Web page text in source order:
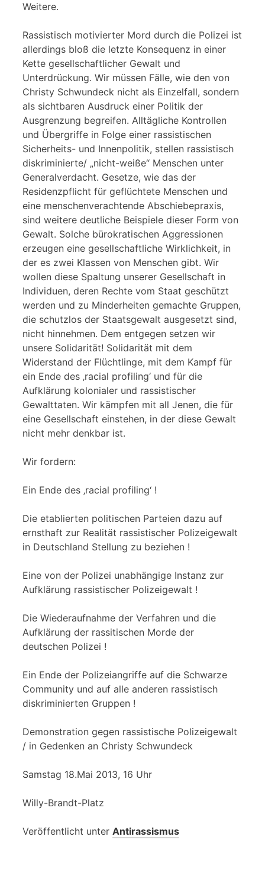
Weitere.
Rassistisch motivierter Mord durch die Polizei ist
allerdings bloß die letzte Konsequenz in einer
Kette gesellschaftlicher Gewalt und
Unterdrückung. Wir müssen Fälle, wie den von
Christy Schwundeck nicht als Einzelfall, sondern
als sichtbaren Ausdruck einer Politik der
Ausgrenzung begreifen. Alltägliche Kontrollen
und Übergriffe in Folge einer rassistischen
Sicherheits- und Innenpolitik, stellen rassistisch
diskriminierte/ „nicht-weiße“ Menschen unter
Generalverdacht. Gesetze, wie das der
Residenzpflicht für geflüchtete Menschen und
eine menschenverachtende Abschiebepraxis,
sind weitere deutliche Beispiele dieser Form von
Gewalt. Solche bürokratischen Aggressionen
erzeugen eine gesellschaftliche Wirklichkeit, in
der es zwei Klassen von Menschen gibt. Wir
wollen diese Spaltung unserer Gesellschaft in
Individuen, deren Rechte vom Staat geschützt
werden und zu Minderheiten gemachte Gruppen,
die schutzlos der Staatsgewalt ausgesetzt sind,
nicht hinnehmen. Dem entgegen setzen wir
unsere Solidarität! Solidarität mit dem
Widerstand der Flüchtlinge, mit dem Kampf für
ein Ende des ‚racial profiling‘ und für die
Aufklärung kolonialer und rassistischer
Gewalttaten. Wir kämpfen mit all Jenen, die für
eine Gesellschaft einstehen, in der diese Gewalt
nicht mehr denkbar ist.
Wir fordern:
Ein Ende des ‚racial profiling‘ !
Die etablierten politischen Parteien dazu auf
ernsthaft zur Realität rassistischer Polizeigewalt
in Deutschland Stellung zu beziehen !
Eine von der Polizei unabhängige Instanz zur
Aufklärung rassistischer Polizeigewalt !
Die Wiederaufnahme der Verfahren und die
Aufklärung der rassitischen Morde der
deutschen Polizei !
Ein Ende der Polizeiangriffe auf die Schwarze
Community und auf alle anderen rassistisch
diskriminierten Gruppen !
Demonstration gegen rassistische Polizeigewalt
/ in Gedenken an Christy Schwundeck
Samstag 18.Mai 2013, 16 Uhr
Willy-Brandt-Platz
Veröffentlicht unter Antirassismus